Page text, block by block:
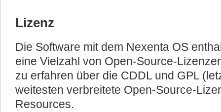
Lizenz
Die Software mit dem Nexenta OS
eine Vielzahl von Open-Source-
zu erfahren über die CDDL und GPL
weitesten verbreitete Open-Source-
Resources.